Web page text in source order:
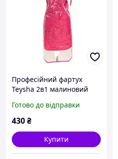
Професійний фартух
Teysha 2в1 малиновий
Готово до відправки
430₴
Купити